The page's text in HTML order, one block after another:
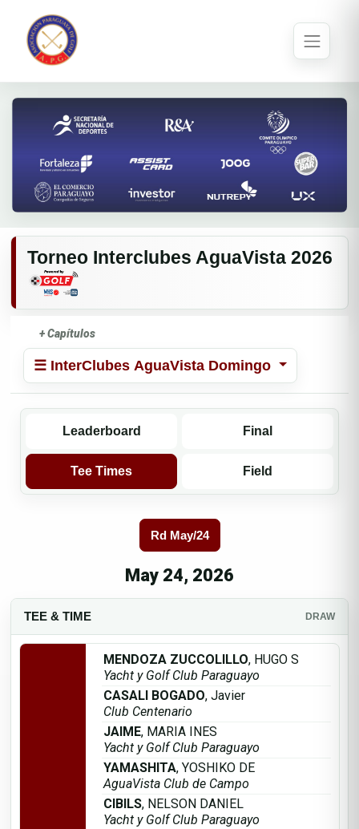
Torneo Interclubes AguaVista 2026
+ Capítulos
☰ InterClubes AguaVista Domingo
Leaderboard Final
Tee Times Field
Rd May/24
May 24, 2026
TEE & TIME DRAW
MENDOZA ZUCCOLILLO, HUGO S
Yacht y Golf Club Paraguayo
CASALI BOGADO, Javier
Club Centenario
JAIME, MARIA INES
Yacht y Golf Club Paraguayo
YAMASHITA, YOSHIKO DE
AguaVista Club de Campo
CIBILS, NELSON DANIEL
Yacht y Golf Club Paraguayo